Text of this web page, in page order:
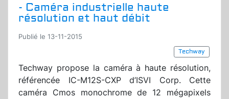
- Caméra industrielle haute
résolution et haut débit
Publié le 13-11-2015
Techway
Techway propose la caméra à haute résolution,
référencée IC-M12S-CXP d’ISVI Corp. Cette
caméra Cmos monochrome de 12 mégapixels